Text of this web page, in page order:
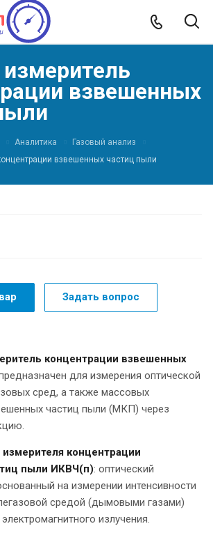
взвешенных
Аналитика
Газовый анализ
взвешенных частиц пыли
Задать вопрос
концентрации взвешенных
для измерения оптической
сред, а также массовых
частиц пыли (МКП) через
концентрации
пыли ИКВЧ(п): оптический
на измерении интенсивности
средой (дымовыми газами)
излучения.